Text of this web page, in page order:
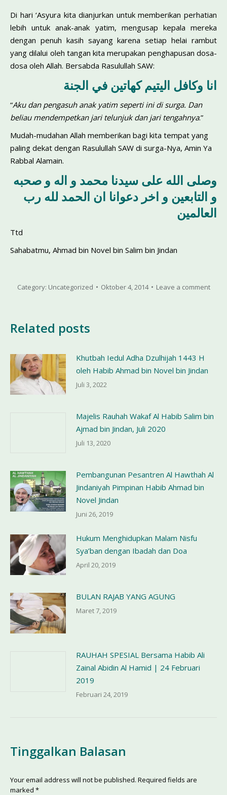
Di hari ‘Asyura kita dianjurkan untuk memberikan perhatian
lebih untuk anak-anak yatim, mengusap kepala mereka
dengan penuh kasih sayang karena setiap helai rambut
yang dilalui oleh tangan kita merupakan penghapusan dosa-
dosa oleh Allah. Bersabda Rasulullah SAW:
انا وكافل اليتيم كهاتين في الجنة
“Aku dan pengasuh anak yatim seperti ini di surga. Dan
beliau mendempetkan jari telunjuk dan jari tengahnya.”
Mudah-mudahan Allah memberikan bagi kita tempat yang
paling dekat dengan Rasulullah SAW di surga-Nya, Amin Ya
Rabbal Alamain.
وصلى الله على سيدنا محمد و اله و صحبه
و التابعين و اخر دعوانا ان الحمد لله رب
العالمين
Ttd
Sahabatmu, Ahmad bin Novel bin Salim bin Jindan
Category: Uncategorized Oktober 4, 2014 Leave a comment
Related posts
Khutbah Iedul Adha Dzulhijah 1443 H
oleh Habib Ahmad bin Novel bin Jindan
Juli 3, 2022
Majelis Rauhah Wakaf Al Habib Salim bin
Ajmad bin Jindan, Juli 2020
Juli 13, 2020
Pembangunan Pesantren Al Hawthah Al
Jindaniyah Pimpinan Habib Ahmad bin
Novel Jindan
Juni 26, 2019
Hukum Menghidupkan Malam Nisfu
Sya’ban dengan Ibadah dan Doa
April 20, 2019
BULAN RAJAB YANG AGUNG
Maret 7, 2019
RAUHAH SPESIAL Bersama Habib Ali
Zainal Abidin Al Hamid | 24 Februari
2019
Februari 24, 2019
Tinggalkan Balasan
Your email address will not be published. Required fields are
marked *